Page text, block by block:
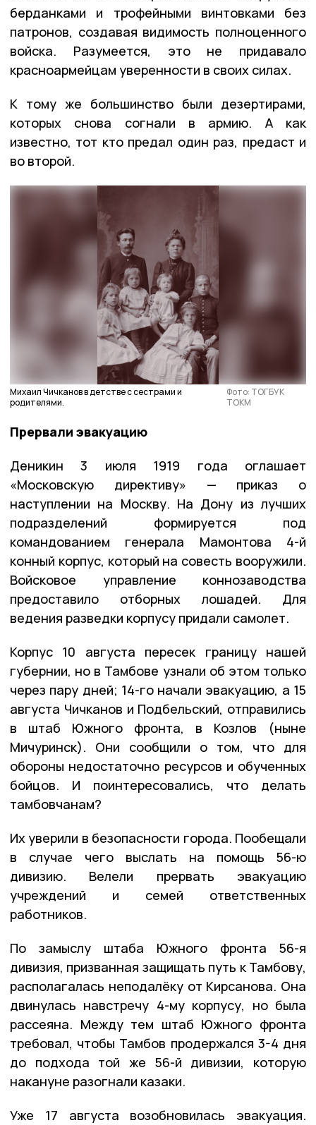
берданками и трофейными винтовками без
патронов, создавая видимость полноценного
войска. Разумеется, это не придавало
красноармейцам уверенности в своих силах.
К тому же большинство были дезертирами,
которых снова согнали в армию. А как
известно, тот кто предал один раз, предаст и
во второй.
Михаил Чичканов в детстве с сестрами и
родителями.
Фото: ТОГБУК
ТОКМ
Прервали эвакуацию
Деникин 3 июля 1919 года оглашает
«Московскую директиву» — приказ о
наступлении на Москву. На Дону из лучших
подразделений формируется под
командованием генерала Мамонтова 4-й
конный корпус, который на совесть вооружили.
Войсковое управление коннозаводства
предоставило отборных лошадей. Для
ведения разведки корпусу придали самолет.
Корпус 10 августа пересек границу нашей
губернии, но в Тамбове узнали об этом только
через пару дней; 14-го начали эвакуацию, а 15
августа Чичканов и Подбельский, отправились
в штаб Южного фронта, в Козлов (ныне
Мичуринск). Они сообщили о том, что для
обороны недостаточно ресурсов и обученных
бойцов. И поинтересовались, что делать
тамбовчанам?
Их уверили в безопасности города. Пообещали
в случае чего выслать на помощь 56-ю
дивизию. Велели прервать эвакуацию
учреждений и семей ответственных
работников.
По замыслу штаба Южного фронта 56-я
дивизия, призванная защищать путь к Тамбову,
располагалась неподалёку от Кирсанова. Она
двинулась навстречу 4-му корпусу, но была
рассеяна. Между тем штаб Южного фронта
требовал, чтобы Тамбов продержался 3-4 дня
до подхода той же 56-й дивизии, которую
накануне разогнали казаки.
Уже 17 августа возобновилась эвакуация.